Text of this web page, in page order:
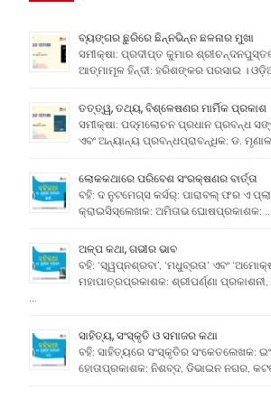
ବ୍ୟଙ୍ଗର ଛୁରିରେ ଛିନ୍ନଭିନ୍ନ ଛଳନାର ମୁଖା
ସମୀକ୍ଷା: ପ୍ରଦୀପ୍ତ କୁମାର
ଆତ୍ମାମୂଳ ହିନ୍ଦୀ: ହରିଶଙ୍କର ପରସାଇ ।
ତତ୍ତ୍ୱ, ତଥ୍ୟ, ବିଶ୍ଳେଷଣର ମାର୍ମିକ ପ୍ରକାଶ
ସମୀକ୍ଷା: ପଦ୍ମଲୋଚନ ପ୍ରଧାନ ପ୍ରବନ୍ଧ
ଏବଂ ଅନ୍ୟାନ୍ୟ ପ୍ରବନ୍ଧପ୍ରାବନ୍ଧିକ: ଡ. ମୃଣାଳ
ଲୋକକଥାରେ ପରିବେଶ ସଂରକ୍ଷଣର ବାର୍ତ୍ତା
ବହି: ଦ ନୁଟମେଗ୍ସ କର୍ସର୍: ପାରାବଲ୍ ଫର ଏ
କ୍ରାଇସିସ୍ଲେଖକ: ଅମିତାଭ ଘୋଷପ୍ରକାଶକ: …
ଅଳ୍ପ କଥା, ଗଭୀର ଭାବ
ବହି: ‘ସ୍ୱପ୍ନଶ୍ରବା’, ‘ମଧୁବ୍ରତା’ ଏବଂ
ମହାପାତ୍ରପ୍ରକାଶକ: ଶ୍ରୀପର୍ଣ୍ଣା
ସାହିତ୍ୟ, ସଂସ୍କୃତି ଓ ସମାଜର କଥା
ବହି: ସାହିତ୍ୟରେ ସଂସ୍କୃତିର ସଂକେତଲେଖକ:
ହୋତାପ୍ରକାଶକ: ନିଶବ୍ଦ, ଡିଭାଇନ ନଗର,